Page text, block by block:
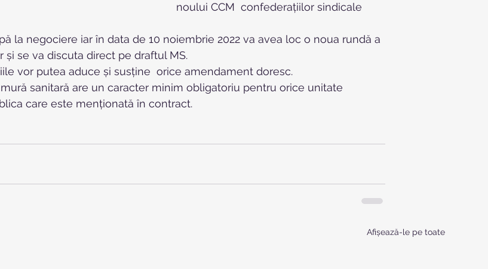
noului CCM  confederațiilor sindicale
la negociere iar în data de 10 noiembrie 2022 va avea loc o noua rundă a
și se va discuta direct pe draftul MS.
vor putea aduce și susține  orice amendament doresc.
sanitară are un caracter minim obligatoriu pentru orice unitate
care este menționată în contract.
Afișează-le pe toate